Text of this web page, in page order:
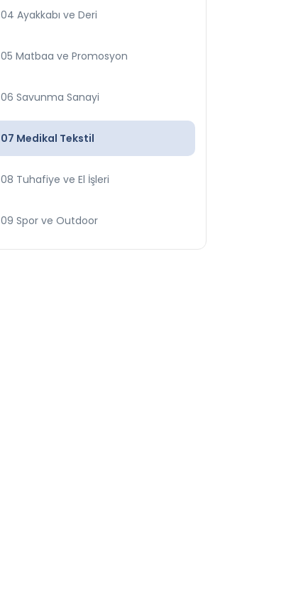
04 Ayakkabı ve Deri
05 Matbaa ve Promosyon
06 Savunma Sanayi
07 Medikal Tekstil
08 Tuhafiye ve El İşleri
09 Spor ve Outdoor